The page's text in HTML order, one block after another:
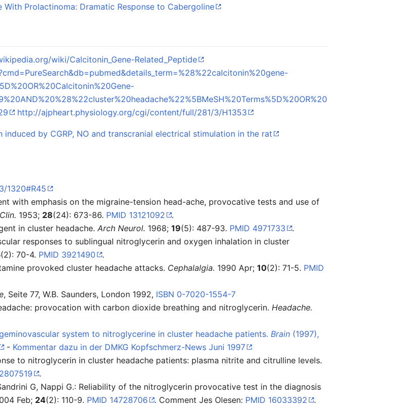
Prolactinoma: Dramatic Response to Cabergoline
wiki/Calcitonin_Gene-Related_Peptide
http://ajpheart.physiology.org/cgi/content/full/281/3/H1353
by CGRP, NO and transcranial electrical stimulation in the rat
1320#R45
with emphasis on the migraine-tension head-ache, provocative tests and use of
1953; 28(24): 673-86. PMID 13121092
.
in cluster headache.Arch Neurol. 1968;19(5): 487-93. PMID 4971733
.
responses to sublingual nitroglycerin and oxygen inhalation in cluster
(2): 70-4. PMID 3921490
.
provoked cluster headache attacks. Cephalalgia. 1990 Apr;10(2): 71-5. PMID
, Seite 77, W.B. Saunders, London 1992, ISBN 0-7020-1554-7
provocation with carbon dioxide breathing and nitroglycerin.Headache.
system to nitroglycerine in cluster headache patients.Brain (1997),
- Kommentar dazu in der DMKG Kopfschmerz-News Juni 1997
to nitroglycerin in cluster headache patients: plasma nitrite and citrulline levels.
.
G, Nappi G.: Reliability of the nitroglycerin provocative test in the diagnosis
Feb; 24(2): 110-9. PMID 14728706 . Comment Jes Olesen: PMID 16033392 .